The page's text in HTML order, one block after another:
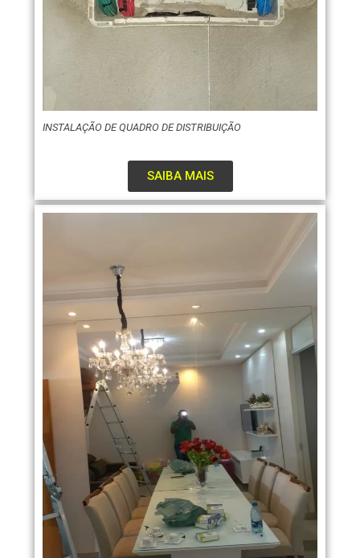
INSTALAÇÃO DE QUADRO DE DISTRIBUIÇÃO
SAIBA MAIS